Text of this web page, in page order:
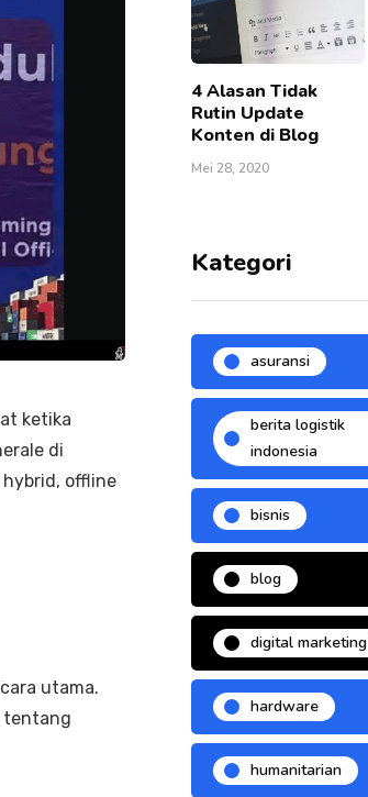
ketika
di
hybrid, offline
utama.
tentang
4 Alasan Tidak
Rutin Update
Konten di Blog
Mei 28, 2020
Kategori
asuransi
berita logistik
indonesia
bisnis
blog
digital marketing
hardware
humanitarian